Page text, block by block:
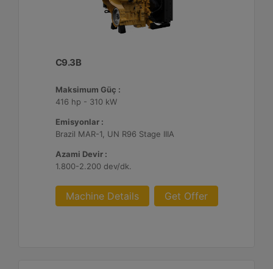
C9.3B
Maksimum Güç :
416 hp - 310 kW
Emisyonlar :
Brazil MAR-1, UN R96 Stage IIIA
Azami Devir :
1.800-2.200 dev/dk.
Machine Details Get Offer